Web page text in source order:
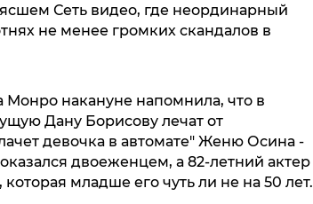
Сеть видео, где неординарный
не менее громких скандалов в
Монро накануне напомнила, что в
Дану Борисову лечат от
девочка в автомате" Женю Осина -
двоеженцем, а 82-летний актер
младше его чуть ли не на 50 лет.